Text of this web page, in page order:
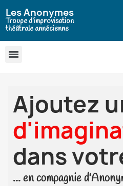
Les Anonymes
Troupe d’improvisation
théâtrale annécienne
Ajoutez
d'imagina
dans
... en compagnie